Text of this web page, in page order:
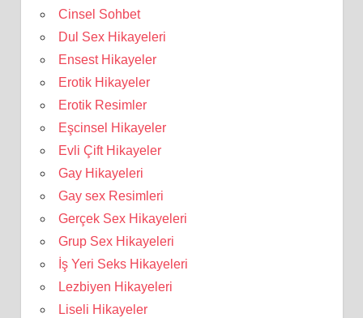
Cinsel Sohbet
Dul Sex Hikayeleri
Ensest Hikayeler
Erotik Hikayeler
Erotik Resimler
Eşcinsel Hikayeler
Evli Çift Hikayeler
Gay Hikayeleri
Gay sex Resimleri
Gerçek Sex Hikayeleri
Grup Sex Hikayeleri
İş Yeri Seks Hikayeleri
Lezbiyen Hikayeleri
Liseli Hikayeler